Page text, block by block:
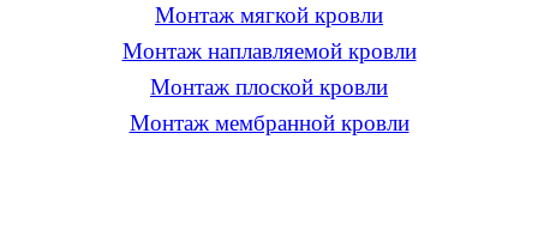
Монтаж мягкой кровли
Монтаж наплавляемой кровли
Монтаж плоской кровли
Монтаж мембранной кровли